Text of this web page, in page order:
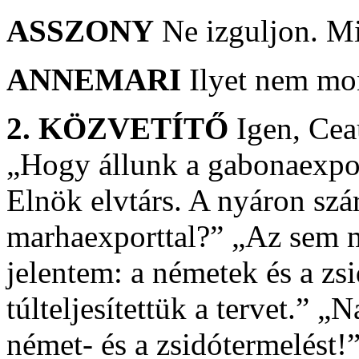
ASSZONY Ne izguljon.
ANNEMARI Ilyet nem
2. KÖZVETÍTŐ Igen,
„Hogy állunk a
Elnök elvtárs. A nyáron
marhaexporttal?” „Az
jelentem: a németek és a
túlteljesítettük a tervet.”
német- és a